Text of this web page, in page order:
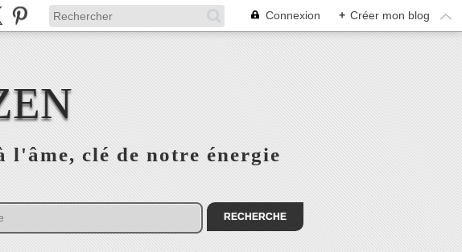
Connexion + Créer mon blog
clé de notre énergie